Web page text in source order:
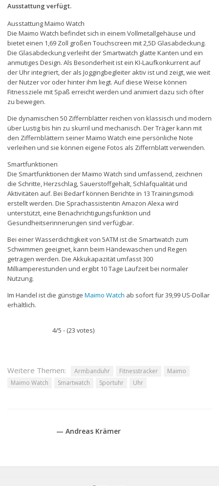
Ausstattung verfügt.
Ausstattung Maimo Watch
Die Maimo Watch befindet sich in einem Vollmetallgehäuse und
bietet einen 1,69 Zoll großen Touchscreen mit 2,5D Glasabdeckung.
Die Glasabdeckung verleiht der Smartwatch glatte Kanten und ein
anmutiges Design. Als Besonderheit ist ein KI-Laufkonkurrent auf
der Uhr integriert, der als Joggingbegleiter aktiv ist und zeigt, wie weit
der Nutzer vor oder hinter ihm liegt. Auf diese Weise können
Fitnessziele mit Spaß erreicht werden und animiert dazu sich öfter
zu bewegen.
Die dynamischen 50 Ziffernblätter reichen von klassisch und modern
über Lustig bis hin zu skurril und mechanisch. Der Träger kann mit
den Ziffernblättern seiner Maimo Watch eine persönliche Note
verleihen und sie können eigene Fotos als Ziffernblatt verwenden.
Smartfunktionen
Die Smartfunktionen der Maimo Watch sind umfassend, zeichnen
die Schritte, Herzschlag, Sauerstoffgehalt, Schlafqualität und
Aktivitäten auf. Bei Bedarf können Berichte in 13 Trainingsmodi
erstellt werden. Die Sprachassistentin Amazon Alexa wird
unterstützt, eine Benachrichtigungsfunktion und
Gesundheitserinnerungen sind verfügbar.
Bei einer Wasserdichtigkeit von 5ATM ist die Smartwatch zum
Schwimmen geeignet, kann beim Händewaschen und Regen
getragen werden. Die Akkukapazität umfasst 300
Milliamperestunden und ergibt 10 Tage Laufzeit bei normaler
Nutzung.
Im Handel ist die günstige Maimo Watch ab sofort für 39,99 US-Dollar
erhältlich.
4/5 - (23 votes)
Weitere Themen: Armbanduhr Fitnesstracker
Maimo
Maimo Watch
Smartwatch Sportuhr Uhr
— Andreas Krämer